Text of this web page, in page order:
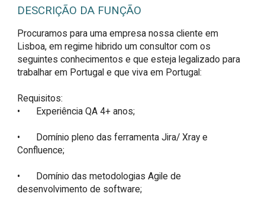
DESCRIÇÃO DA FUNÇÃO
Procuramos para uma empresa nossa cliente em
Lisboa, em regime hibrido um consultor com os
seguintes conhecimentos e que esteja legalizado para
trabalhar em Portugal e que viva em Portugal:
Requisitos:
•	Experiência QA 4+ anos;
•	Domínio pleno das ferramenta Jira/ Xray e
Confluence;
•	Domínio das metodologias Agile de
desenvolvimento de software;